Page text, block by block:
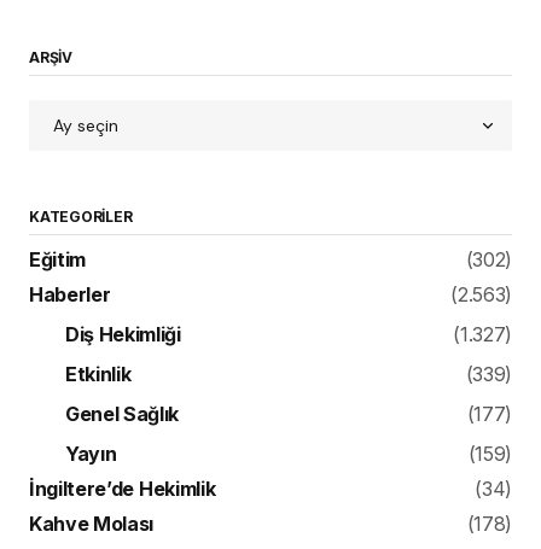
ARŞİV
KATEGORILER
Eğitim
(302)
Haberler
(2.563)
Diş Hekimliği
(1.327)
Etkinlik
(339)
Genel Sağlık
(177)
Yayın
(159)
İngiltere’de Hekimlik
(34)
Kahve Molası
(178)